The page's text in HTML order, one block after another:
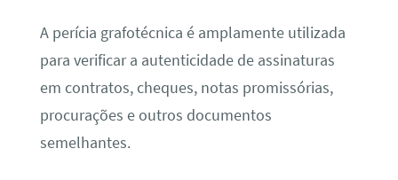
A perícia grafotécnica é amplamente utilizada
para verificar a autenticidade de assinaturas
em contratos, cheques, notas promissórias,
procurações e outros documentos
semelhantes.